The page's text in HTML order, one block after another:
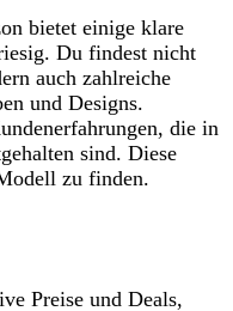
bietet einige klare
Du findest nicht
auch zahlreiche
und Designs.
die in
sind. Diese
zu finden.
Preise und Deals,